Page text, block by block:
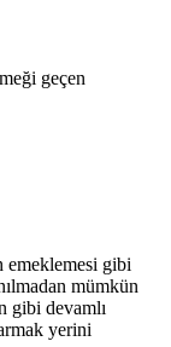
geçen
emeklemesi gibi
mümkün
gibi devamlı
yerini